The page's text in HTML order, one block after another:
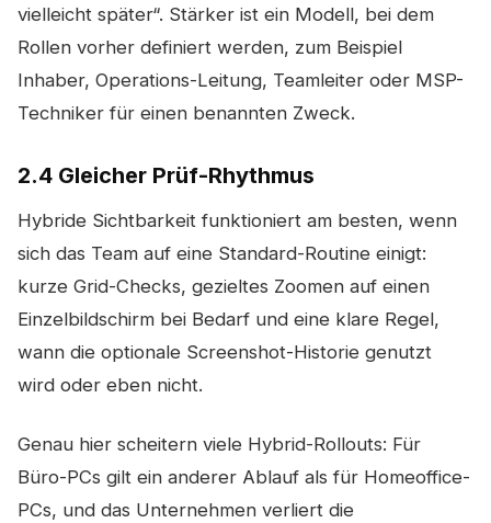
vielleicht später“. Stärker ist ein Modell, bei dem
Rollen vorher definiert werden, zum Beispiel
Inhaber, Operations-Leitung, Teamleiter oder MSP-
Techniker für einen benannten Zweck.
2.4 Gleicher Prüf-Rhythmus
Hybride Sichtbarkeit funktioniert am besten, wenn
sich das Team auf eine Standard-Routine einigt:
kurze Grid-Checks, gezieltes Zoomen auf einen
Einzelbildschirm bei Bedarf und eine klare Regel,
wann die optionale Screenshot-Historie genutzt
wird oder eben nicht.
Genau hier scheitern viele Hybrid-Rollouts: Für
Büro-PCs gilt ein anderer Ablauf als für Homeoffice-
PCs, und das Unternehmen verliert die